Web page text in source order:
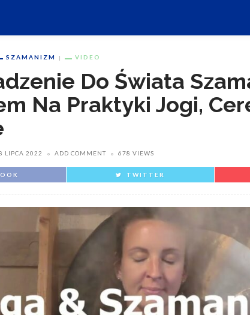
SZAMANIZM VIDEO
Do Świata
Na Praktyki Jogi,
LIPCA 2022 ADD COMMENT 678 VIEWS
TWITTER